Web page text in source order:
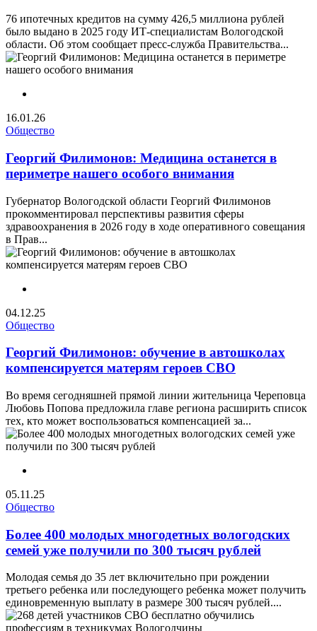
76 ипотечных кредитов на сумму 426,5 миллиона рублей
было выдано в 2025 году ИТ-специалистам Вологодской
области. Об этом сообщает пресс-служба Правительства...
16.01.26
Общество
Георгий Филимонов: Медицина останется в
периметре нашего особого внимания
Губернатор Вологодской области Георгий Филимонов
прокомментировал перспективы развития сферы
здравоохранения в 2026 году в ходе оперативного совещания
в Прав...
04.12.25
Общество
Георгий Филимонов: обучение в автошколах
компенсируется матерям героев СВО
Во время сегодняшней прямой линии жительница Череповца
Любовь Попова предложила главе региона расширить список
тех, кто может воспользоваться компенсацией за...
05.11.25
Общество
Более 400 молодых многодетных вологодских
семей уже получили по 300 тысяч рублей
Молодая семья до 35 лет включительно при рождении
третьего ребенка или последующего ребенка может получить
единовременную выплату в размере 300 тысяч рублей....